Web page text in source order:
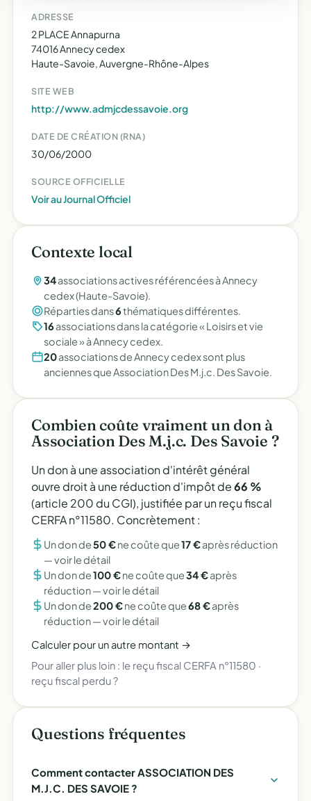
ADRESSE
2 PLACE Annapurna
74016 Annecy cedex
Haute-Savoie, Auvergne-Rhône-Alpes
SITE WEB
http://www.admjcdessavoie.org
DATE DE CRÉATION (RNA)
30/06/2000
SOURCE OFFICIELLE
Voir au Journal Officiel
Contexte local
34associations actives référencées à Annecy
cedex (Haute-Savoie).
Réparties dans6thématiques différentes.
16 associations dans la catégorie « Loisirs et vie
sociale » à Annecy cedex.
20associations de Annecy cedex sont plus
anciennes que Association Des M.j.c. Des Savoie.
Combien coûte vraiment un don à
Association Des M.j.c. Des Savoie ?
Un don à une association d'intérêt général
ouvre droit à une réduction d'impôt de66 %
(article 200 du CGI), justifiée par un reçu fiscal
CERFA n°11580. Concrètement :
Un don de50 €ne coûte que17 €après réduction
—voir le détail
Un don de100 €ne coûte que34 €après
réduction —voir le détail
Un don de200 €ne coûte que68 €après
réduction —voir le détail
Calculer pour un autre montant →
Pour aller plus loin : le reçu fiscal CERFA n°11580 ·
reçu fiscal perdu ?
Questions fréquentes
Comment contacter ASSOCIATION DES
M.J.C. DES SAVOIE ?